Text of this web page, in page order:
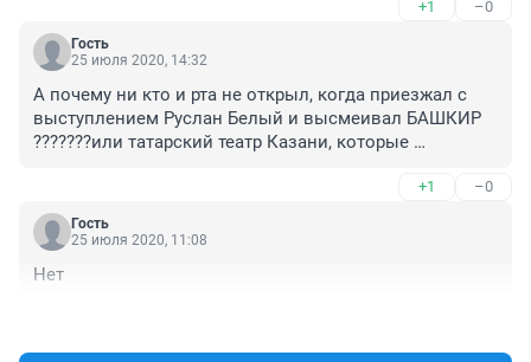
+1 –0
Гость
25 июля 2020, 14:32
А почему ни кто и рта не открыл, когда приезжал с
выступлением Руслан Белый и высмеивал БАШКИР
???????или татарский театр Казани, которые
яйцами закидать , но мы скромно себя повели и не
раздували ничего
+1 –0
Гость
25 июля 2020, 11:08
Нет